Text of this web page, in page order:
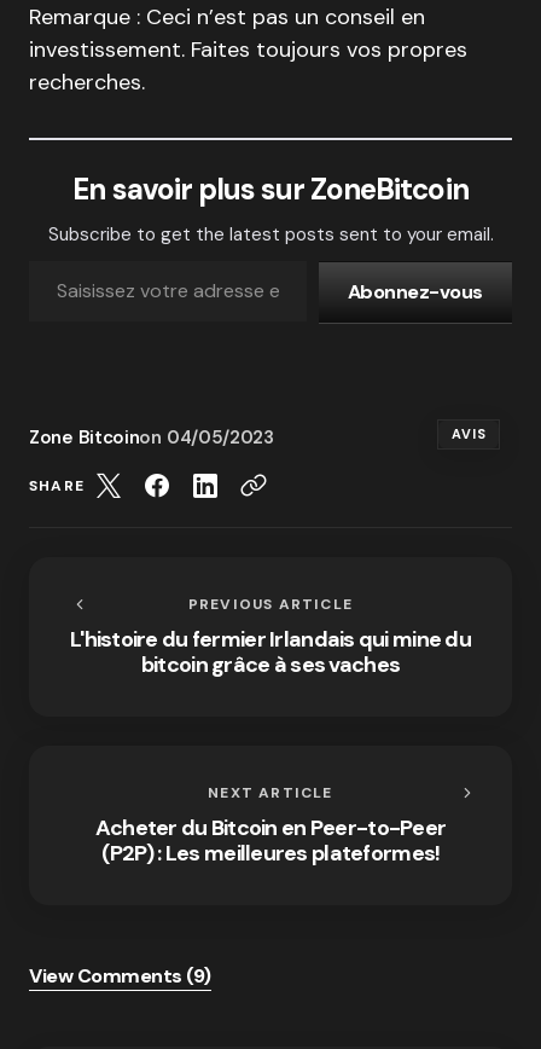
Remarque : Ceci n’est pas un conseil en
investissement. Faites toujours vos propres
recherches.
En savoir plus sur ZoneBitcoin
Subscribe to get the latest posts sent to your email.
Abonnez-vous
Zone Bitcoinon 04/05/2023 AVIS
SHARE
PREVIOUS ARTICLE
L'histoire du fermier Irlandais qui mine du
bitcoin grâce à ses vaches
NEXT ARTICLE
Acheter du Bitcoin en Peer-to-Peer
(P2P) : Les meilleures plateformes!
View Comments (9)